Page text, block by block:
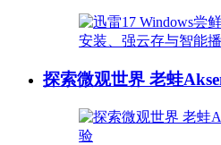
探索微观世界 老蛙